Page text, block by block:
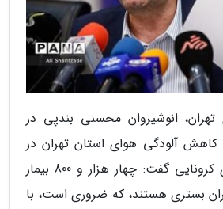
تهران، انوشیروان محسنی بندپی در
کاهش آلودگی هوای استان تهران در
مورد محدودیت های کرونایی گفت: چهار هزار و 800 بیمار
بستری هستند، که ضروری است، با